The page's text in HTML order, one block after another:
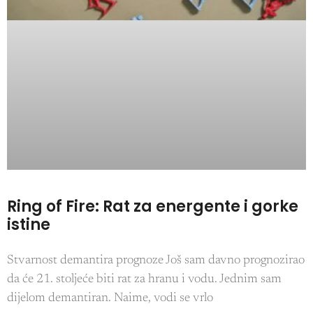
Ring of Fire: Rat za energente i gorke
istine
Stvarnost demantira prognoze Još sam davno prognozirao
da će 21. stoljeće biti rat za hranu i vodu. Jednim sam
dijelom demantiran. Naime, vodi se vrlo